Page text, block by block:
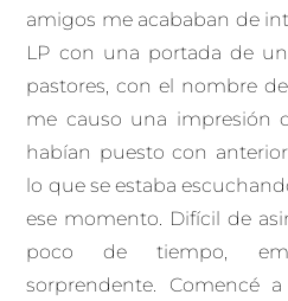
amigos me acababan de
LP con una portada de
pastores, con el nombre
me causo una impresión
habían puesto con
lo que se estaba
ese momento. Difícil de
poco de tiempo,
sorprendente. Comencé